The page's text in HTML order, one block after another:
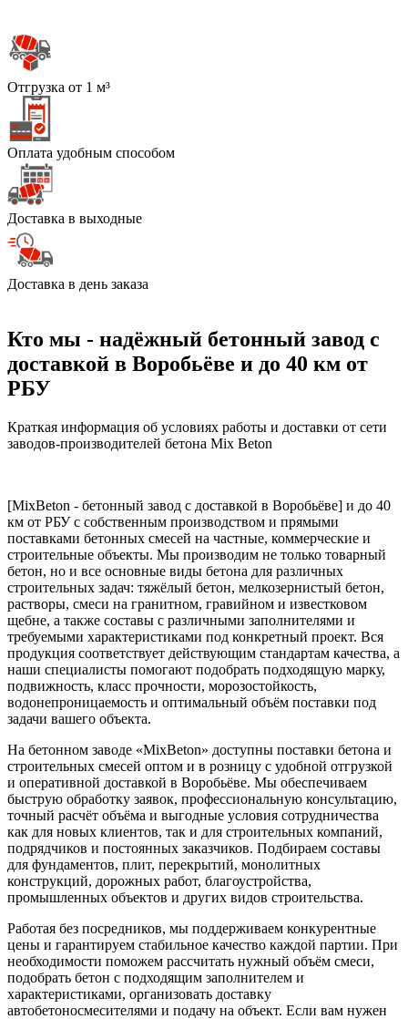
Отгрузка от 1 м³
Оплата удобным способом
Доставка в выходные
Доставка в день заказа
Кто мы - надёжный бетонный завод с
доставкой в Воробьёве и до 40 км от
РБУ
Краткая информация об условиях работы и доставки от сети
заводов-производителей бетона Mix Beton
[MixBeton - бетонный завод с доставкой в Воробьёве] и до 40
км от РБУ с собственным производством и прямыми
поставками бетонных смесей на частные, коммерческие и
строительные объекты. Мы производим не только товарный
бетон, но и все основные виды бетона для различных
строительных задач: тяжёлый бетон, мелкозернистый бетон,
растворы, смеси на гранитном, гравийном и известковом
щебне, а также составы с различными заполнителями и
требуемыми характеристиками под конкретный проект. Вся
продукция соответствует действующим стандартам качества, а
наши специалисты помогают подобрать подходящую марку,
подвижность, класс прочности, морозостойкость,
водонепроницаемость и оптимальный объём поставки под
задачи вашего объекта.
На бетонном заводе «MixBeton» доступны поставки бетона и
строительных смесей оптом и в розницу с удобной отгрузкой
и оперативной доставкой в Воробьёве. Мы обеспечиваем
быструю обработку заявок, профессиональную консультацию,
точный расчёт объёма и выгодные условия сотрудничества
как для новых клиентов, так и для строительных компаний,
подрядчиков и постоянных заказчиков. Подбираем составы
для фундаментов, плит, перекрытий, монолитных
конструкций, дорожных работ, благоустройства,
промышленных объектов и других видов строительства.
Работая без посредников, мы поддерживаем конкурентные
цены и гарантируем стабильное качество каждой партии. При
необходимости поможем рассчитать нужный объём смеси,
подобрать бетон с подходящим заполнителем и
характеристиками, организовать доставку
автобетоносмесителями и подачу на объект. Если вам нужен